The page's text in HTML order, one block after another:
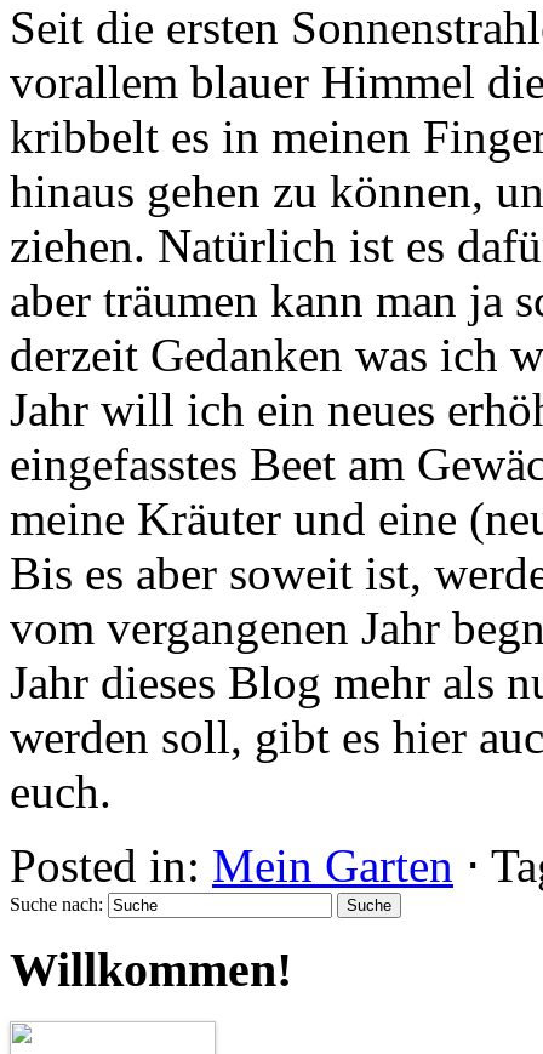
Seit die ersten
vorallem blauer Himmel
kribbelt es in meinen
hinaus gehen zu können,
ziehen. Natürlich ist es
aber träumen kann man ja
derzeit Gedanken was ich
Jahr will ich ein neues
eingefasstes Beet am
meine Kräuter und eine
Bis es aber soweit ist,
vom vergangenen Jahr
Jahr dieses Blog mehr als
werden soll, gibt es hier
euch.
Posted in: Mein Garten ⋅
Suche nach:
Willkommen!